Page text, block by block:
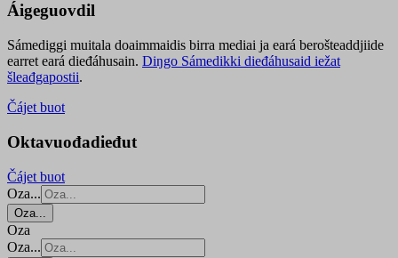
Áigeguovdil
Sámediggi muitala doaimmaidis birra mediai ja eará berošteaddjiide
earret eará dieđáhusain. Diŋgo Sámedikki dieđáhusaid iežat
šleađgapostii.
Čájet buot
Oktavuođadieđut
Čájet buot
Oza...
Oza...
Oza
Oza...